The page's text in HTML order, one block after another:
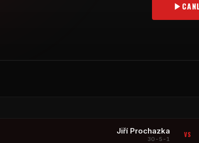
Jiří Prochazka
30-5-1
VS